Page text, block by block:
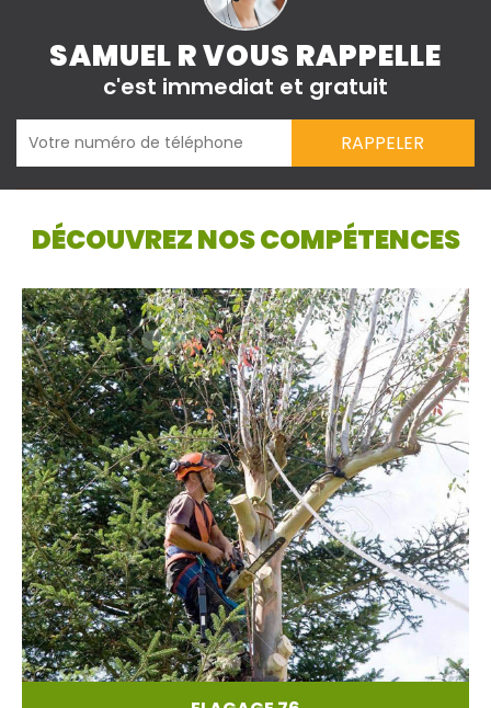
SAMUEL R VOUS RAPPELLE
c'est immediat et gratuit
DÉCOUVREZ NOS COMPÉTENCES